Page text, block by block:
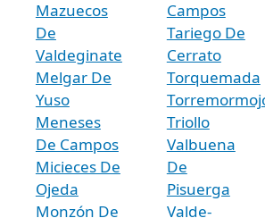
Mazuecos
De
Valdeginate
Melgar De
Yuso
Meneses
De Campos
Micieces De
Ojeda
Monzón De
Campos
Tariego De
Cerrato
Torquemada
Triollo
Valbuena
De
Pisuerga
Valde-